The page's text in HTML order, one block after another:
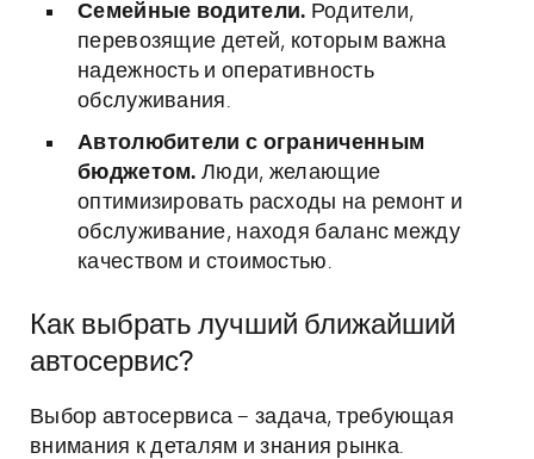
Семейные водители. Родители,
перевозящие детей, которым важна
надежность и оперативность
обслуживания.
Автолюбители с ограниченным
бюджетом. Люди, желающие
оптимизировать расходы на ремонт и
обслуживание, находя баланс между
качеством и стоимостью.
Как выбрать лучший ближайший
автосервис?
Выбор автосервиса – задача, требующая
внимания к деталям и знания рынка.